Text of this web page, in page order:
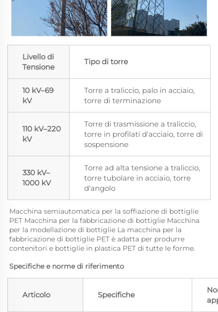
Livello di
Tensione
Tipo di torre
10 kV–69
kV
Torre a traliccio, palo in acciaio,
torre di terminazione
110 kV–220
kV
Torre di trasmissione a traliccio,
torre in profilati d'acciaio, torre di
sospensione
330 kV–
1000 kV
Torre ad alta tensione a traliccio,
torre tubolare in acciaio, torre
d'angolo
Macchina semiautomatica per la soffiazione di bottiglie
PET Macchina per la fabbricazione di bottiglie Macchina
per la modellazione di bottiglie La macchina per la
fabbricazione di bottiglie PET è adatta per produrre
contenitori e bottiglie in plastica PET di tutte le forme.
Specifiche e norme di riferimento
Articolo Specifiche